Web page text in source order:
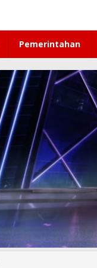
Pemerintahan